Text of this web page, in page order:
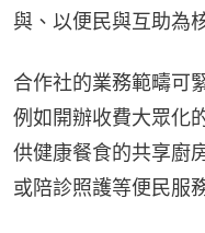
與、以便民與互助為
合作社的業務範疇可
例如開辦收費大眾化
供健康餐食的共享廚
或陪診照護等便民服